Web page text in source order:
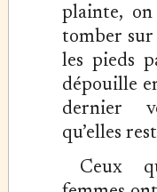
plainte, on
tomber
les pieds
dépouille
dernier
qu’elles
Ceux